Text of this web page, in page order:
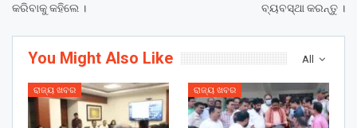
କରିବାକୁ କହିଲେ ।
ବ୍ୟବସ୍ଥା କରନ୍ତୁ ।
All
You Might Also Like
ରାଜ୍ୟ ଖବର ରାଜ୍ୟ ଖବର